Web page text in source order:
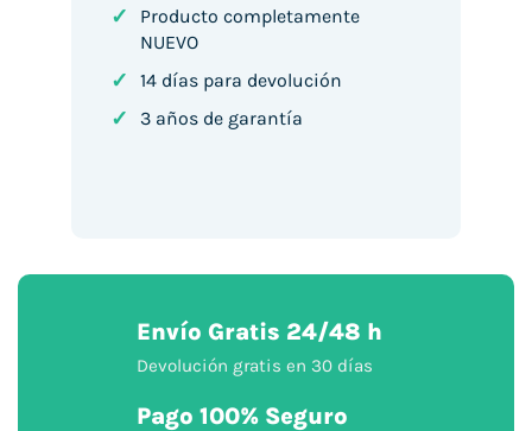
✓
Producto completamente
NUEVO
✓ 14 días para devolución
✓ 3 años de garantía
Envío Gratis 24/48 h
Devolución gratis en 30 días
Pago 100% Seguro